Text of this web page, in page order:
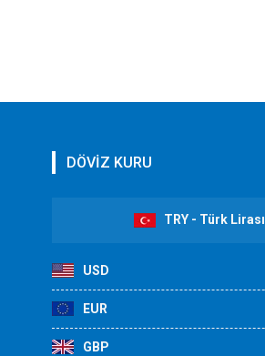
DÖVİZ KURU
TRY - Türk Lirası
USD
EUR
GBP